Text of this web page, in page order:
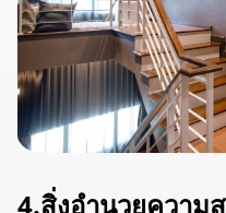
4.สิ่งอำนวยความ